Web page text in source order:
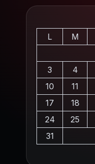
L
M
3
4
10
11
17
18
24
25
31